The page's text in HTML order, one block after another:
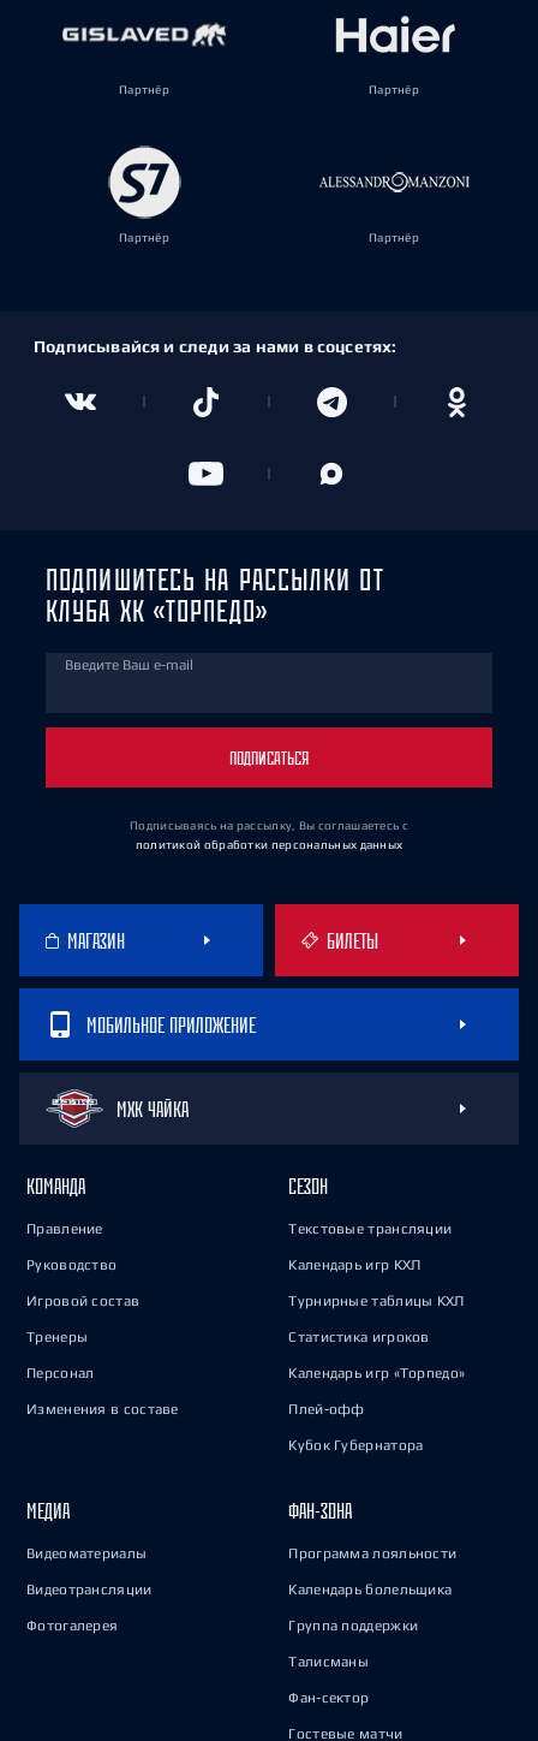
Партнёр Партнёр
Партнёр Партнёр
Подписывайся и следи за нами в соцсетях:
ПОДПИШИТЕСЬ НА РАССЫЛКИ ОТ
КЛУБА ХК «ТОРПЕДО»
Введите Ваш e-mail
ПОДПИСАТЬСЯ
Подписываясь на рассылку, Вы соглашаетесь с
политикой обработки персональных данных
МАГАЗИН БИЛЕТЫ
МОБИЛЬНОЕ ПРИЛОЖЕНИЕ
МХК ЧАЙКА
КОМАНДА
Правление
Руководство
Игровой состав
Тренеры
Персонал
Изменения в составе
СЕЗОН
Текстовые трансляции
Календарь игр КХЛ
Турнирные таблицы КХЛ
Статистика игроков
Календарь игр «Торпедо»
Плей-офф
Кубок Губернатора
МЕДИА
Видеоматериалы
Видеотрансляции
Фотогалерея
ФАН-ЗОНА
Программа лояльности
Календарь болельщика
Группа поддержки
Талисманы
Фан-сектор
Гостевые матчи